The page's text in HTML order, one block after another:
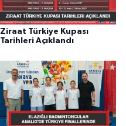
Ziraat Türkiye Kupası
Tarihleri Açıklandı